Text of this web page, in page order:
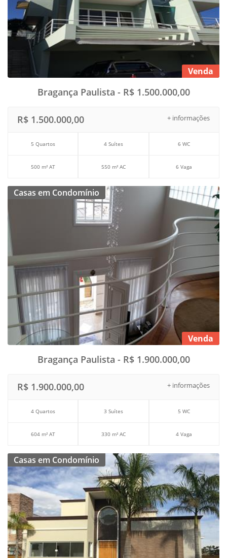
Venda
Bragança Paulista - R$ 1.500.000,00
+ informações
R$ 1.500.000,00
5 Quartos 4 Suítes 6 WC
500 m² AT 550 m² AC 6 Vaga
Casas em Condomínio
Venda
Bragança Paulista - R$ 1.900.000,00
+ informações
R$ 1.900.000,00
4 Quartos 3 Suítes 5 WC
604 m² AT 330 m² AC 4 Vaga
Casas em Condomínio